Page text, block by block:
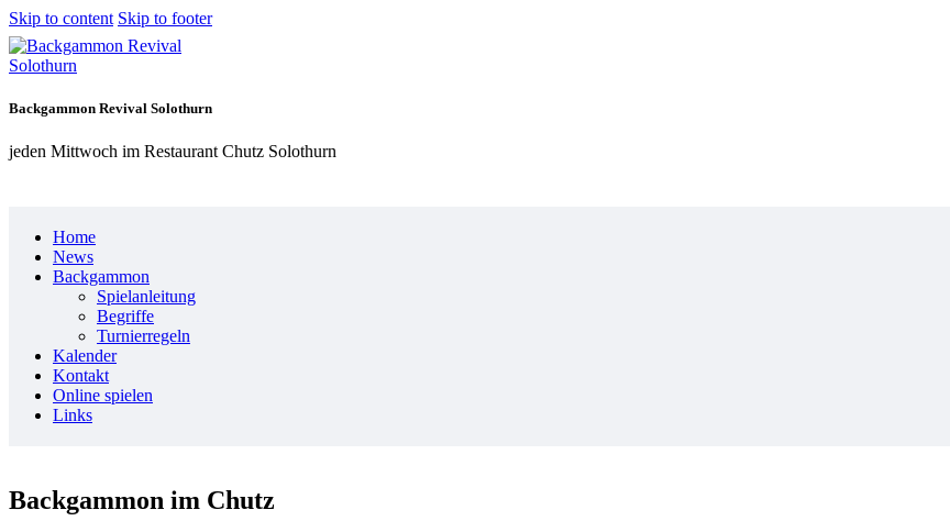
Skip to content Skip to footer
Backgammon Revival Solothurn
jeden Mittwoch im Restaurant Chutz Solothurn
Home
News
Backgammon
Spielanleitung
Begriffe
Turnierregeln
Kalender
Kontakt
Online spielen
Links
Backgammon im Chutz